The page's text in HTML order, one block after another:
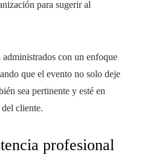
para sugerir al
con un enfoque
que el evento no solo deje
sea pertinente y esté en
cliente.
profesional